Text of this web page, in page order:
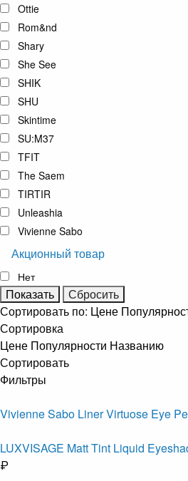
Ottie
Rom&nd
Shary
She See
SHIK
SHU
Skintime
SU:M37
TFIT
The Saem
TIRTIR
Unleashia
Vivienne Sabo
Акционный товар
Нет
Сортировать по: Цене
Сортировка
Цене Популярности Названию
Сортировать
Фильтры
Vivienne Sabo Liner Virtuose Eye
LUXVISAGE Matt Tint Liquid
₽